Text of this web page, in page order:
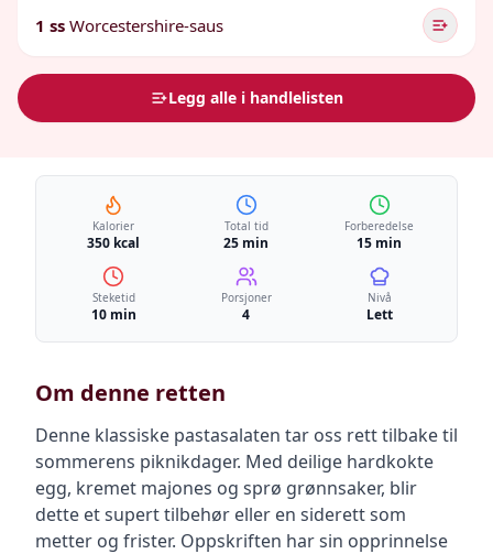
1 ss Worcestershire-saus
Legg alle i handlelisten
Kalorier
350 kcal
Total tid
25 min
Forberedelse
15 min
Steketid
10 min
Porsjoner
4
Nivå
Lett
Om denne retten
Denne klassiske pastasalaten tar oss rett tilbake til
sommerens piknikdager. Med deilige hardkokte
egg, kremet majones og sprø grønnsaker, blir
dette et supert tilbehør eller en siderett som
metter og frister. Oppskriften har sin opprinnelse